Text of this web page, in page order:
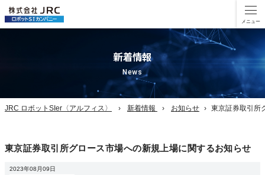
新着情報
News
JRC ロボットSIer〈アルフィス〉 新着情報 お知らせ 東京証券取引所
東京証券取引所グロース市場への新規上場に関するお知らせ
2023年08月09日